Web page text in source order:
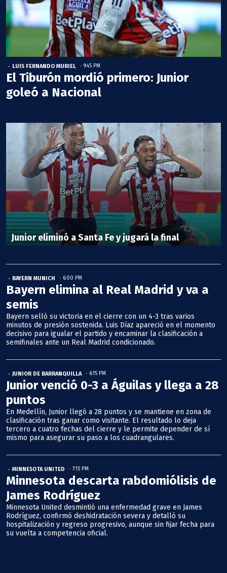
LUIS FERNANDO MURIEL 9:45 PM
El Tiburón mordió primero: Junior
goleó a Nacional
Junior eliminó a Santa Fe y jugará la final
BAYERN MUNICH 6:00 PM
Bayern elimina al Real Madrid y va a
semis
Bayern selló su victoria en el cierre con un 4-3 tras varios
minutos de presión sostenida. Luis Díaz apareció en el momento
decisivo para igualar el partido y encaminar la clasificación a
semifinales ante un Real Madrid condicionado.
JUNIOR DE BARRANQUILLA 6:15 PM
Junior venció 0-3 a Águilas y llega a 28
puntos
En Medellín, Junior llegó a 28 puntos y se mantiene en zona de
clasificación tras ganar como visitante. El resultado lo deja
tercero a cuatro fechas del cierre y le permite depender de sí
mismo para asegurar su paso a los cuadrangulares.
MINNESOTA UNITED 7:15 PM
Minnesota descarta rabdomiólisis de
James Rodríguez
Minnesota United desmintió una enfermedad grave en James
Rodríguez, confirmó deshidratación severa y detalló su
hospitalización y regreso progresivo, aunque sin fijar fecha para
su vuelta a competencia oficial.